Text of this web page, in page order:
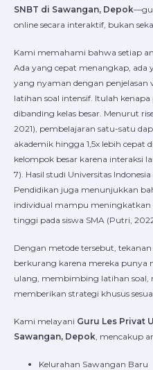
SNBT di Sawangan, Depok
online secara interaktif, bukan
Kami memahami bahwa setiap
Ada yang cepat menangkap,
yang nyaman dengan penjelasan
latihan soal intensif. Itulah
dibanding kelas besar. Menurut
2021), pembelajaran satu-satu
akademik hingga 1,5x lebih cepat
kelompok besar karena interaksi
7). Hasil studi Universitas
Pendidikan juga menunjukkan
individual mampu meningkatkan
tinggi pada siswa SMA (Putri,
Dengan metode tersebut,
berkurang karena mereka punya
ulang, membimbing latihan soal,
memberikan strategi khusus
Kami melayani Guru Les Privat
Sawangan, Depok , mencakup
Kelurahan Sawangan Baru